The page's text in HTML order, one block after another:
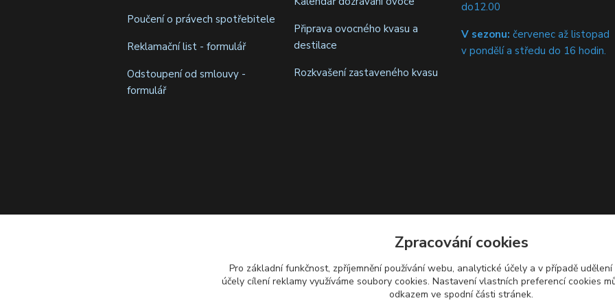
Poučení o právech spotřebitele
Reklamační list - formulář
Odstoupení od smlouvy -
formulář
Připrava ovocného kvasu a
destilace
Rozkvašení zastaveného kvasu
do12.00
V sezonu: červenec až listopad
v pondělí a středu do 16 hodin.
Zpracování cookies
Pro základní funkčnost, zpříjemnění používání webu, analytické účely a v případě
účely cílení reklamy využíváme soubory cookies. Nastavení vlastních preferencí cookies
odkazem ve spodní části stránek.